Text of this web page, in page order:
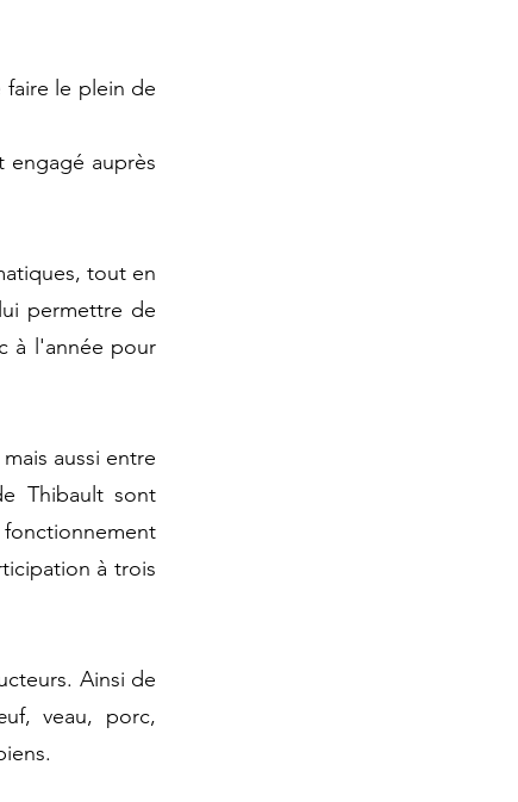
faire le plein de
engagé auprès
tout en
permettre de
à l'année pour
aussi entre
Thibault sont
fonctionnement
à trois
Ainsi de
veau, porc,